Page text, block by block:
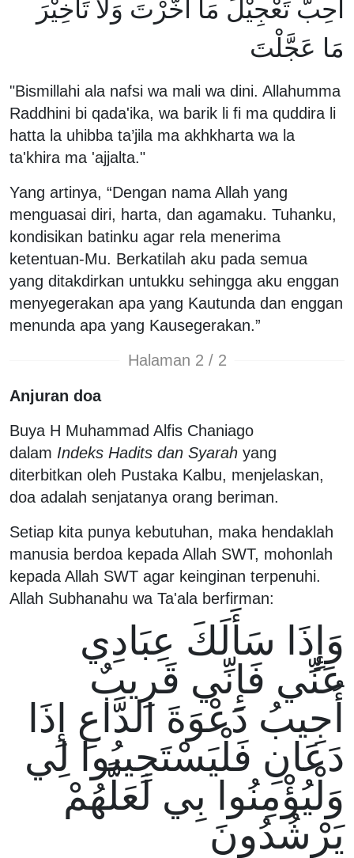
أُحِبَّ تَعْجِيْلَ مَا أَخَّرْتَ وَلَا تَأْخِيْرَ
مَا عَجَّلْتَ
"Bismillahi ala nafsi wa mali wa dini. Allahumma
Raddhini bi qada'ika, wa barik li fi ma quddira li
hatta la uhibba ta’jila ma akhkharta wa la
ta'khira ma 'ajjalta."
Yang artinya, “Dengan nama Allah yang
menguasai diri, harta, dan agamaku. Tuhanku,
kondisikan batinku agar rela menerima
ketentuan-Mu. Berkatilah aku pada semua
yang ditakdirkan untukku sehingga aku enggan
menyegerakan apa yang Kautunda dan enggan
menunda apa yang Kausegerakan.”
Halaman 2 / 2
Anjuran doa
Buya H Muhammad Alfis Chaniago
dalam Indeks Hadits dan Syarah yang
diterbitkan oleh Pustaka Kalbu, menjelaskan,
doa adalah senjatanya orang beriman.
Setiap kita punya kebutuhan, maka hendaklah
manusia berdoa kepada Allah SWT, mohonlah
kepada Allah SWT agar keinginan terpenuhi.
Allah Subhanahu wa Ta'ala berfirman:
وَإِذَا سَأَلَكَ عِبَادِي
عَنِّي فَإِنِّي قَرِيبٌ
أُجِيبُ دَعْوَةَ الدَّاعِ إِذَا
دَعَانِ فَلْيَسْتَجِيبُوا لِي
وَلْيُؤْمِنُوا بِي لَعَلَّهُمْ
يَرْشُدُونَ